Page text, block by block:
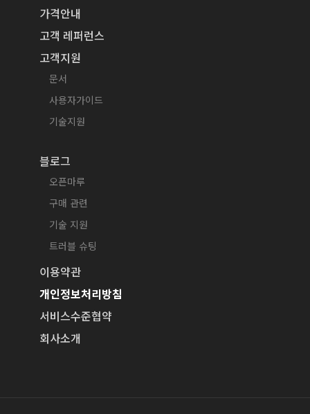
가격안내
고객 레퍼런스
고객지원
문서
사용자가이드
기술지원
블로그
오픈마루
구매 관련
기술 지원
트러블 슈팅
이용약관
개인정보처리방침
서비스수준협약
회사소개